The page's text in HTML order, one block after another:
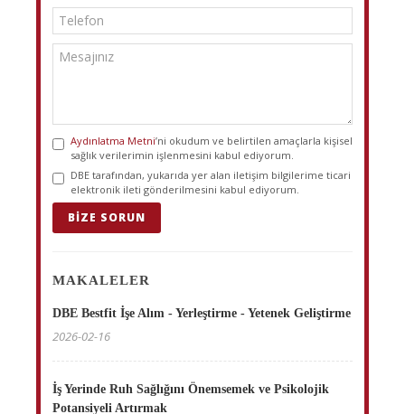
Aydınlatma Metni’ni okudum ve belirtilen amaçlarla kişisel
sağlık verilerimin işlenmesini kabul ediyorum.
DBE tarafından, yukarıda yer alan iletişim bilgilerime ticari
elektronik ileti gönderilmesini kabul ediyorum.
BIZE SORUN
MAKALELER
DBE Bestfit İşe Alım - Yerleştirme - Yetenek Geliştirme
2026-02-16
İş Yerinde Ruh Sağlığını Önemsemek ve Psikolojik
Potansiyeli Artırmak